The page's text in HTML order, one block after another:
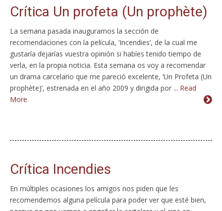
Crítica Un profeta (Un prophète)
La semana pasada inauguramos la sección de
recomendaciones con la película, ‘Incendies’, de la cual me
gustaría dejarías vuestra opinión si habíes tenido tiempo de
verla, en la propia noticia. Esta semana os voy a recomendar
un drama carcelario que me pareció excelente, ‘Un Profeta (Un
prophète)’, estrenada en el año 2009 y dirigida por ... Read
More
Crítica Incendies
En múltiples ocasiones los amigos nos piden que les
recomendemos alguna película para poder ver que esté bien,